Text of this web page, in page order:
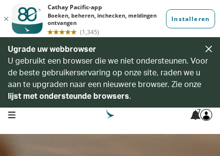
Ugrade uw webbrowser
U gebruikt een browser die we niet ondersteunen. Voor
de beste gebruikerservaring op onze site, raden we u
aan te upgraden naar een nieuwere browser. Zie onze
lijst met ondersteunde browsers.
open navigation menu 7